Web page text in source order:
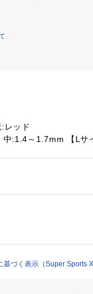
レッド
中:1.4～1.7mm 【Lサ
ャージ)
。
）
づく表示（Super Sports